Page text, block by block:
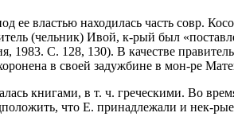
ее властью находилась часть совр.
(чельник) Ивой, к-рый был
С. 128, 130). В качестве
в своей задужбине в мон-ре
книгами, в т. ч. греческими. Во
что Е. принадлежали и нек-